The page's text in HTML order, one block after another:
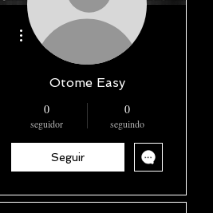
Otome Easy
0
seguidor
0
seguindo
Seguir
Mais ações